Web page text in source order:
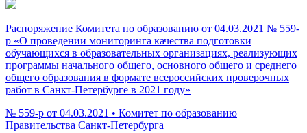
Распоряжение Комитета по образованию от 04.03.2021 № 559-
р «О проведении мониторинга качества подготовки
обучающихся в образовательных организациях, реализующих
программы начального общего, основного общего и среднего
общего образования в формате всероссийских проверочных
работ в Санкт-Петербурге в 2021 году»
№ 559-р от 04.03.2021 • Комитет по образованию
Правительства Санкт-Петербурга